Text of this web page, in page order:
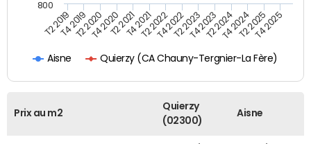
Aisne Quierzy (CA Chauny-Tergnier-La Fère)
T2 2019T4 2019T2 2020T4 2020T2 2021T4 2021T2 2022T4 2022T2 2023T4 2023T2 2024T4 2024T2 2025T4 2025
800
Prix au m2
Quierzy
(02300)
Aisne